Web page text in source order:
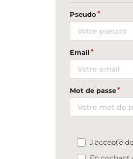
Pseudo
Email
Mot de passe
J'accepte